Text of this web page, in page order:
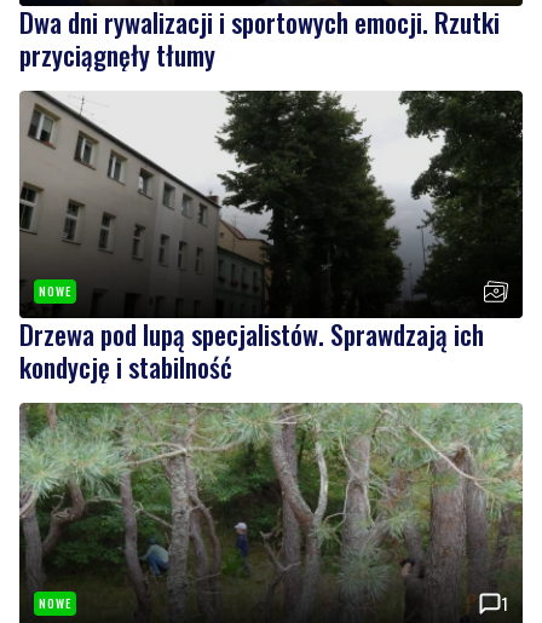
Dwa dni rywalizacji i sportowych emocji. Rzutki
przyciągnęły tłumy
NOWE
Drzewa pod lupą specjalistów. Sprawdzają ich
kondycję i stabilność
NOWE 1